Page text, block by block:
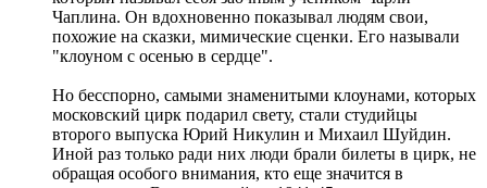
Чаплина. Он вдохновенно показывал людям свои,
похожие на сказки, мимические сценки. Его называли
"клоуном с осенью в сердце".
Но бесспорно, самыми знаменитыми клоунами, которых
московский цирк подарил свету, стали студийцы
второго выпуска Юрий Никулин и Михаил Шуйдин.
Иной раз только ради них люди брали билеты в цирк, не
обращая особого внимания, кто еще значится в